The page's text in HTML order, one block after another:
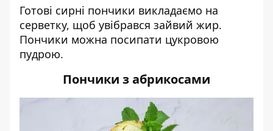
Готові сирні пончики викладаємо на
серветку, щоб увібрався зайвий жир.
Пончики можна посипати цукровою
пудрою.
Пончики з абрикосами